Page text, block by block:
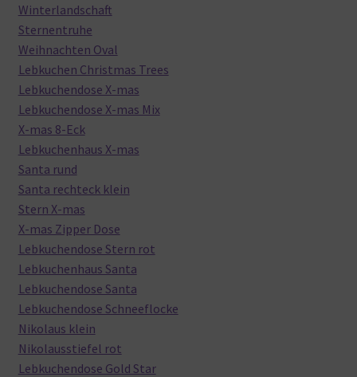
Winterlandschaft
Sternentruhe
Weihnachten Oval
Lebkuchen Christmas Trees
Lebkuchendose X-mas
Lebkuchendose X-mas Mix
X-mas 8-Eck
Lebkuchenhaus X-mas
Santa rund
Santa rechteck klein
Stern X-mas
X-mas Zipper Dose
Lebkuchendose Stern rot
Lebkuchenhaus Santa
Lebkuchendose Santa
Lebkuchendose Schneeflocke
Nikolaus klein
Nikolausstiefel rot
Lebkuchendose Gold Star